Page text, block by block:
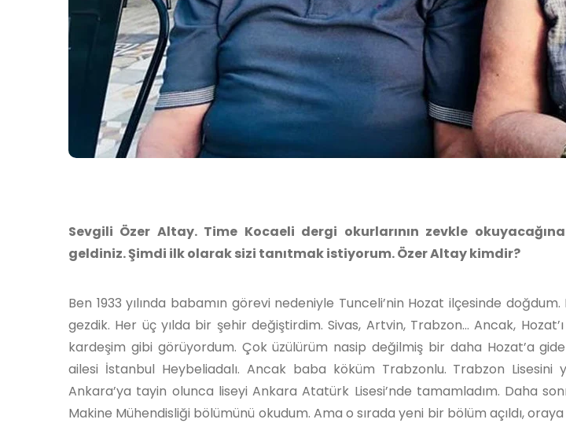
Sevgili Özer Altay. Time Kocaeli dergi okurlarının zevkle
geldiniz. Şimdi ilk olarak sizi tanıtmak istiyorum. Özer Altay kimdir?
Ben 1933 yılında babamın görevi nedeniyle Tunceli’nin Hozat ilçesinde
gezdik. Her üç yılda bir şehir değiştirdim. Sivas, Artvin, Trabzon… Ancak,
kardeşim gibi görüyordum. Çok üzülürüm nasip değilmiş bir daha Hozat’a
ailesi İstanbul Heybeliadalı. Ancak baba köküm Trabzonlu. Trabzon Lisesini
Ankara’ya tayin olunca liseyi Ankara Atatürk Lisesi’nde tamamladım. Daha
Makine Mühendisliği bölümünü okudum. Ama o sırada yeni bir bölüm açıldı,